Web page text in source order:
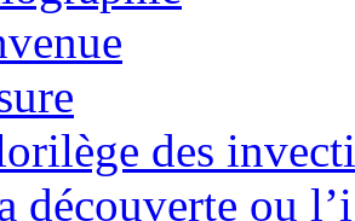
des
découverte ou